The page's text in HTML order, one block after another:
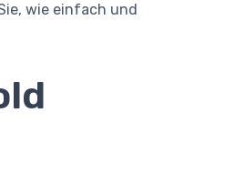
wie einfach und